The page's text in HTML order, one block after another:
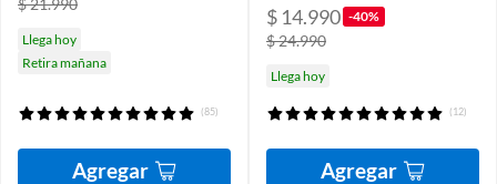
Llega hoy
Retira mañana
(85)
Agregar
$ 14.990 -40%
$ 24.990
Llega hoy
(12)
Agregar